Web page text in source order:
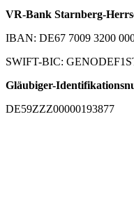
VR-Bank Starnberg-
IBAN: DE67 7009 3200
SWIFT-BIC:
Gläubiger-
DE59ZZZ00000193877